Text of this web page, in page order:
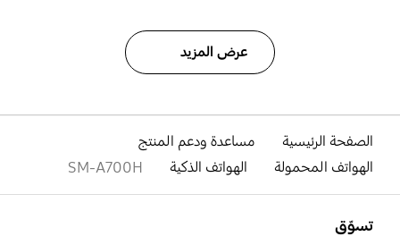
عرض المزيد
الصفحة الرئيسية
مساعدة ودعم المنتج
الهواتف المحمولة
الهواتف الذكية SM-A700H
تسوّق